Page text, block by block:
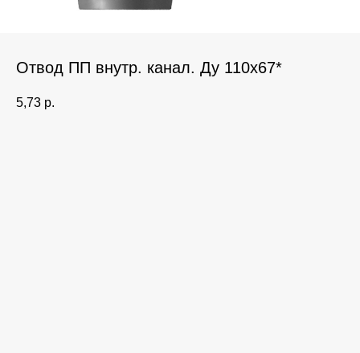
Отвод ПП внутр. канал. Ду 110х67*
5,73 р.